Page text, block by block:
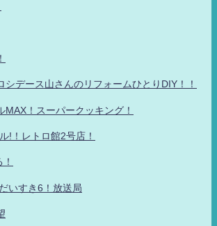
シデース山さんのリフォームひとりDIY！！
MAX！スーパークッキング！
!！レトロ館2号店！
いすき6！放送局